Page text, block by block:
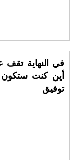
‏في النهاية تقف
أين كنت ستكون
توفيق